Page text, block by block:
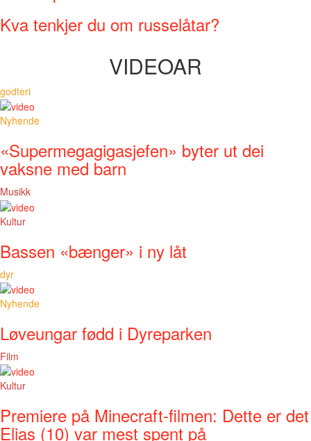
Kva tenkjer du om russelåtar?
VIDEOAR
godteri
Nyhende
«Supermegagigasjefen» byter ut dei
vaksne med barn
Musikk
Kultur
Bassen «bænger» i ny låt
dyr
Nyhende
Løveungar fødd i Dyreparken
Film
Kultur
Premiere på Minecraft-filmen: Dette er det
Elias (10) var mest spent på